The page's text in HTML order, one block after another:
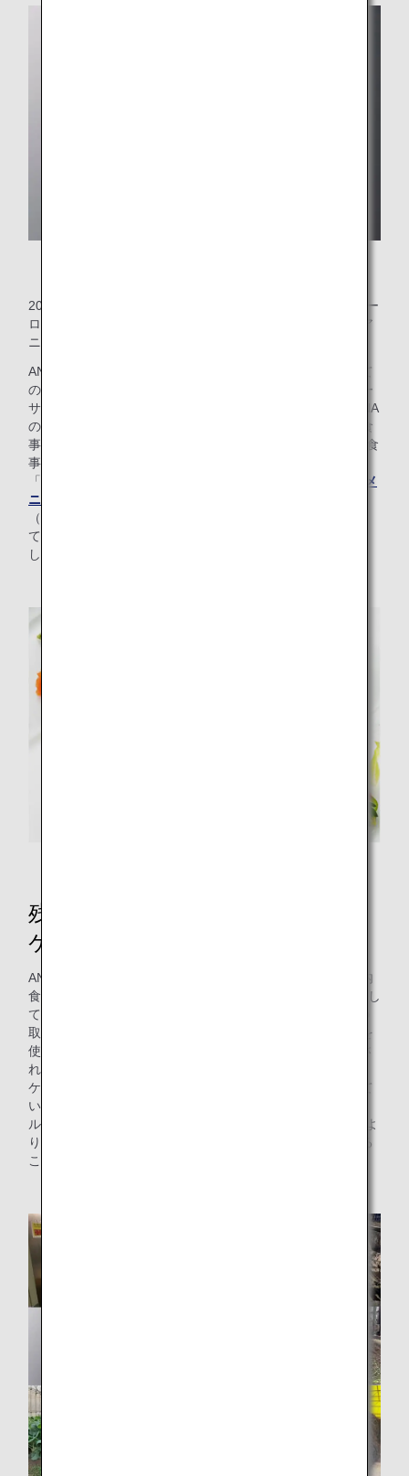
2022年3月1日より、ANA国際線ビジネスクラス 北米・ヨー
ロッパ（ホノルル、ウラジオストク除く）、インド、オセア
ニアの日本発路線の軽食でお楽しみいただけます。
ANAでは、幅広いお客様の好みや食習慣に寄り添い、すべて
のお客様に機内食をお楽しみいただけるよう、食のユニバー
サル化の取り組みを推進しています。2021年10月には、ANA
の国際線でご提供している特別機内食のうち、低糖質のお食
事（DBML）、低脂肪のお食事（LFML）、低カロリーのお食
事（LCML）、低塩のお食事（LSML）の4種類において、
「THE CONNOISSEURS」メンバーとの
コラボレーションメ
ニューの提供を開始
（全24種）をご用意しております。それに続く第二弾とし
て、今回は軽食メニューに“ヘルシー”なかつ丼を取り入れま
した。ぜひ御賞味ください。
残渣由来の堆肥を使用して育てた
ケールが入ったサラダ？
ANAの機内食を製造するANACの工場では、2008年から機内
食調理時に出た食品残渣を100%リサイクルし堆肥や飼料にし
てきました。今回は、それを自社で有効活用する“循環型”の
取り組みとして、成田工場で発生した調理残渣由来の堆肥を
使用して育てたケールを国際線のエコノミークラスで提供さ
れるサラダに加えました。
ケールといえば栄養豊富で独特の苦味があることで知られて
いますが、今回サラダに取り入れるケールは“ソフトケー
ル”と呼ばれ、高い栄養価を持ち合わせながら通常のケールよ
りもやわらかく苦みが少ないため、生で美味しく食べられる
ことが特徴です。